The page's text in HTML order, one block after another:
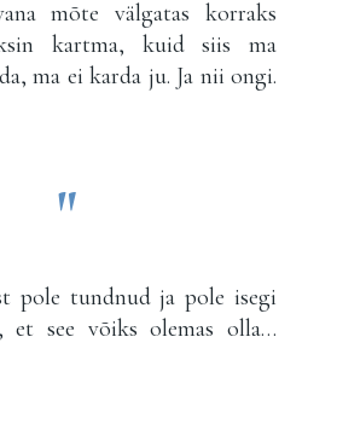
mõte välgatas korraks
kartma, kuid siis ma
ma ei karda ju. Ja nii ongi.
"
pole tundnud ja pole isegi
et see võiks olemas olla…